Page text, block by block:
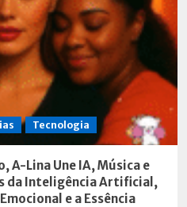
Tecnologia
A-Lina Une IA, Música e
da Inteligência Artificial,
e a Essência